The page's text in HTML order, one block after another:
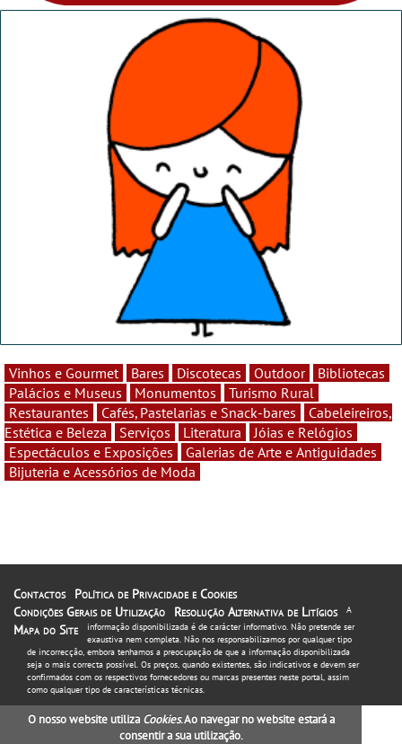
Vinhos e Gourmet Bares Discotecas Outdoor
Bibliotecas
Palácios e Museus
Monumentos
Turismo Rural
Restaurantes
Cafés, Pastelarias e Snack-bares
Cabeleireiros,
Estética e Beleza
Serviços Literatura
Jóias e Relógios
Espectáculos e Exposições
Galerias de Arte e Antiguidades
Bijuteria e Acessórios de Moda
Contactos
Política de Privacidade e Cookies
Condições Gerais de Utilização
Resolução Alternativa de Litígios
Mapa do Site
A
informação disponibilizada é de carácter informativo. Não pretende ser
exaustiva nem completa. Não nos responsabilizamos por qualquer tipo
de incorrecção, embora tenhamos a preocupação de que a informação disponibilizada
seja o mais correcta possível. Os preços, quando existentes, são indicativos e devem ser
confirmados com os respectivos fornecedores ou marcas presentes neste portal, assim
como qualquer tipo de características técnicas.
O nosso website utiliza Cookies. Ao navegar no website estará a
consentir a sua utilização.